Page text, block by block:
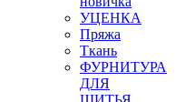
УЦЕНКА
Пряжа
Ткань
ФУРНИТУРА
ДЛЯ